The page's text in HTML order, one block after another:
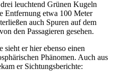
leuchtend Grünen Kugeln
Entfernung etwa 100 Meter
auch Spuren auf dem
den Passagieren gesehen.
sieht er hier ebenso einen
Phänomen. Auch aus
er Sichtungsberichte: